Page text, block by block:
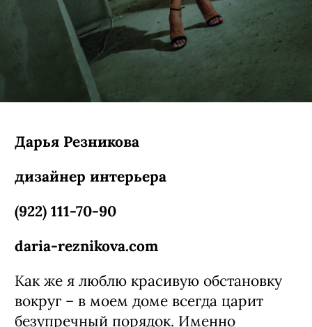
Дарья Резникова
дизайнер интерьера
(922) 111-70-90
daria-reznikova.com
Как же я люблю красивую обстановку
вокруг – в моем доме всегда царит
безупречный порядок. Именно